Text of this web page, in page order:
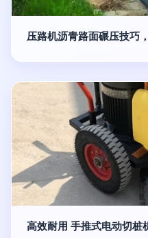
压路机沥青路面碾压技巧
高效耐用 手推式电动切桩